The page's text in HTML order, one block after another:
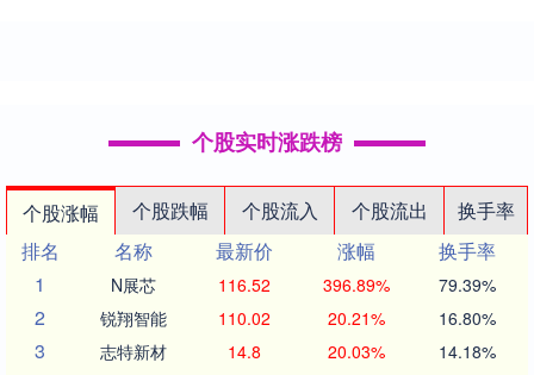
个股实时涨跌榜
个股涨幅 个股跌幅 个股流入 个股流出
换手率
排名
名称 最新价 涨幅
换手率
1
N展芯 116.52 396.89% 79.39%
2 锐翔智能 110.02 20.21% 16.80%
3 志特新材 14.8 20.03% 14.18%